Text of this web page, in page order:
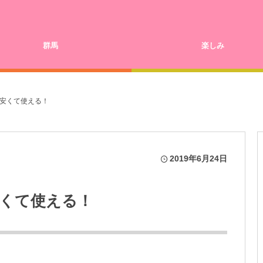
群馬 楽しみ
くて使える！
2019年6月24日
て使える！